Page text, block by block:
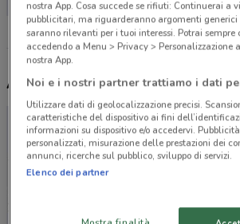
Altri volantini nelle vicinanze
nostra App. Cosa succede se rifiuti: Continuerai a
pubblicitari, ma riguarderanno argomenti generici
saranno rilevanti per i tuoi interessi. Potrai sempre
accedendo a Menu > Privacy >
nostra App.
Noi e i nostri partner trattiamo i dati
Utilizzare dati di geolocalizzazione precisi.
caratteristiche del dispositivo ai fini
informazioni su dispositivo e/o accedervi.
personalizzati, misurazione delle prestazioni dei
annunci, ricerche sul pubblico, sviluppo di servizi.
Elenco dei partner